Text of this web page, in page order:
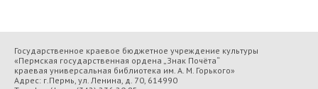
Государственное краевое бюджетное учреждение культуры
«Пермская государственная ордена „Знак Почёта“
краевая универсальная библиотека им. А. М. Горького»
Адрес: г.Пермь, ул. Ленина, д. 70, 614990